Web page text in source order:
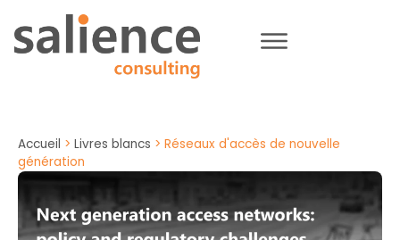
Accueil > Livres blancs > Réseaux d'accès de nouvelle
génération